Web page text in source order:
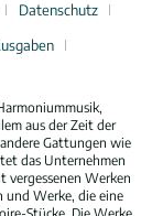
Datenschutz
aus der Zeit der
Gattungen wie
das Unternehmen
vergessenen Werken
und Werke, die eine